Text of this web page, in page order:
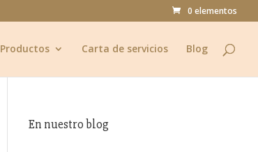
0 elementos
Productos Carta de servicios Blog
En nuestro blog